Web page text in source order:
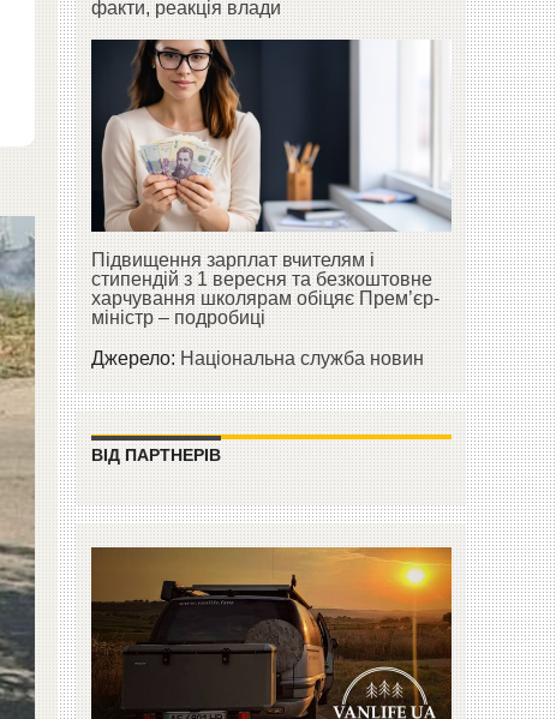
факти, реакція влади
Підвищення зарплат вчителям і
стипендій з 1 вересня та безкоштовне
харчування школярам обіцяє Прем’єр-
міністр – подробиці
Джерело:Національна служба новин
ВІД ПАРТНЕРІВ